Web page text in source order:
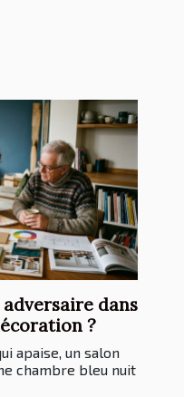
dans
?
apaise, un salon
chambre bleu nuit